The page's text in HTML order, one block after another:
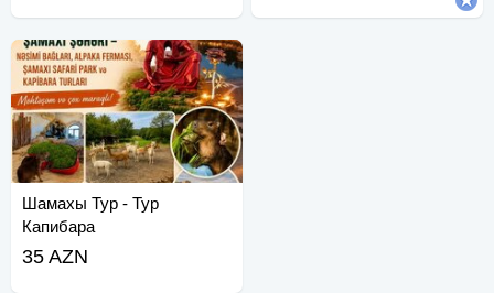
Шамахы Тур - Тур
Капибара
35 AZN